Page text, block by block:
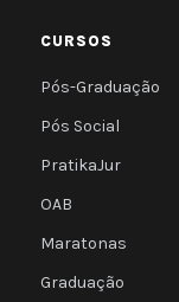
CURSOS
Pós-Graduação
Pós Social
PratikaJur
OAB
Maratonas
Graduação